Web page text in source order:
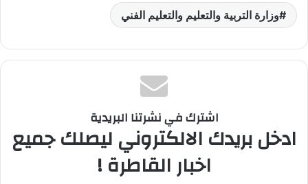
وزارة التربية والتعليم والتعليم الفني
اشترك في نشرتنا البريدية
ادخل بريدك الالكتروني ليصلك جميع
اخبار القاطرة !